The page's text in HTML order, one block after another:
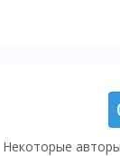
Некоторые